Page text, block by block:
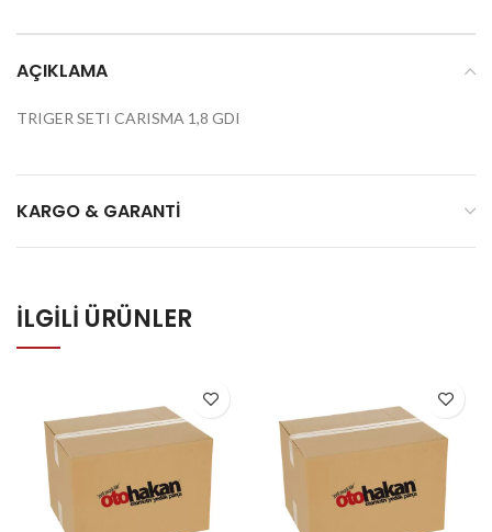
AÇIKLAMA
TRIGER SETI CARISMA 1,8 GDI
KARGO & GARANTI
İLGILI ÜRÜNLER